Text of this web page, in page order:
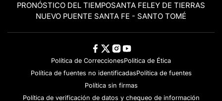
PRONÓSTICO DEL TIEMPOSANTA FELEY DE TIERRAS
NUEVO PUENTE SANTA FE - SANTO TOMÉ
Política de CorreccionesPolitica de Ética
Política de fuentes no identificadasPolítica de fuentes
Política sin firmas
Política de verificación de datos y chequeo de información